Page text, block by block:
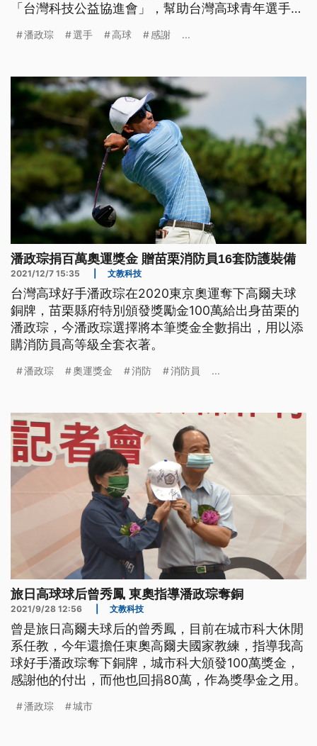
「台灣科技公益協進會」，幫助台灣高球青年選手赴
潘政琮 選手 高球 感謝 ...
潘政琮捐百萬奧運獎金 贈苗栗消防員16套防護裝備
2021/12/7 15:35 文教科技
台灣高球好手潘政琮在2020東京奧運奪下高爾夫球
銅牌，苗栗縣府特別頒發獎勵金100萬給出身苗栗的
潘政琮，今潘政琮選擇將本筆獎金全數捐出，用以添
購消防員高等級全套衣著。
潘政琮 奧運獎金 消防 消防員 ...
旅日高球球后曾秀鳳 東奧指導潘政琮奪銅
2021/9/28 12:56 文教科技
曾是旅日高爾夫球后的曾秀鳳，目前在城市科大休閒
系任教，今年還擔任東奧高爾夫國家教練，指導我高
球好手潘政琮奪下銅牌，城市科大頒發100萬獎金，
感謝他的付出，而他也回捐80萬，作為獎學金之用。
潘政琮 城市